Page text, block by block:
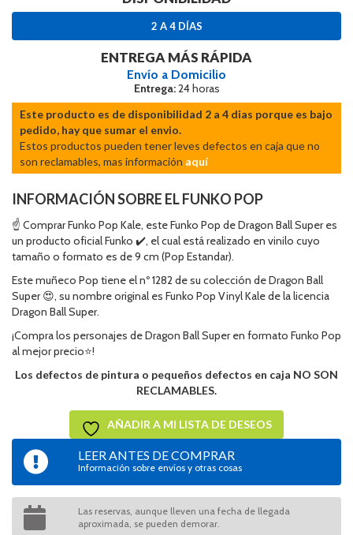
2 A 4 DÍAS
ENTREGA MÁS RÁPIDA
Envío a Domicilio
Entrega:24 horas
Este producto es de disponibilidad 2 a 4 dias porque es bajo
pedido, hay que sumar el envio.
Estos productos pueden tener leves defectos en caja que no
son reclamables, mas información aquí
INFORMACIÓN SOBRE EL FUNKO POP
☝ Comprar Funko Pop Kale, este Funko Pop de Dragon Ball Super es
un producto oficial Funko ✔️, el cual está realizado en vinilo cuyo
tamaño o formato es de 9 cm (Pop Estandar).
Este muñeco Pop tiene el nº 1282 de su colección de Dragon Ball
Super 😍, su nombre original es Funko Pop Vinyl Kale de la licencia
Dragon Ball Super.
¡Compra los personajes de Dragon Ball Super en formato Funko Pop
al mejor precio⭐!
Los defectos de pintura o pequeños defectos en caja NO SON
RECLAMABLES.
AÑADIR A MI LISTA DE DESEOS
LEER ANTES DE COMPRAR
Información sobre envíos y otras cosas
Las reservas, aunque lleven una fecha de llegada
aproximada, se pueden demorar.